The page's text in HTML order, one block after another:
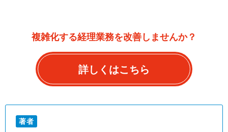
複雑化する経理業務を改善しませんか？
詳しくはこちら
著者